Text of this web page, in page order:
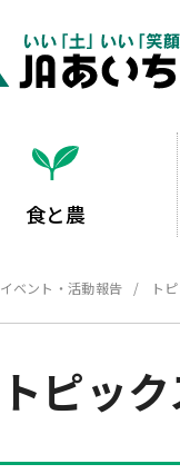
食と農
イベント・活動報告 ト
トピッ